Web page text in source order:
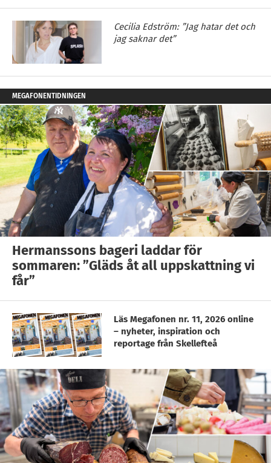
Cecilia Edström: ”Jag hatar det och
jag saknar det”
MEGAFONENTIDNINGEN
Hermanssons bageri laddar för
sommaren: ”Gläds åt all uppskattning vi
får”
Läs Megafonen nr. 11, 2026 online
– nyheter, inspiration och
reportage från Skellefteå